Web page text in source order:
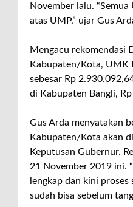
November lalu.
atas UMP,” ujar Gus
Mengacu rekomendasi
Kabupaten/Kota, UMK
sebesar Rp
di Kabupaten Bangli,
Gus Arda menyatakan
Kabupaten/Kota akan
Keputusan Gubernur.
21 November 2019 ini.
lengkap dan kini
sudah bisa sebelum